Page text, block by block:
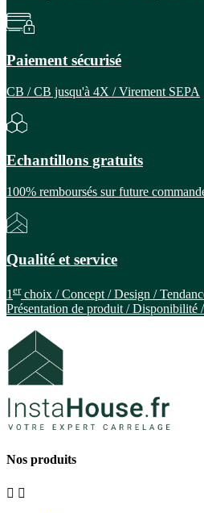
Paiement sécurisé
CB / CB jusqu'à 4X / Virement SEPA
Echantillons gratuits
100% remboursés sur future
Qualité et service
1 erchoix / Concept / Design /
Présentation de produit / Disponibilité
Nos produits
 